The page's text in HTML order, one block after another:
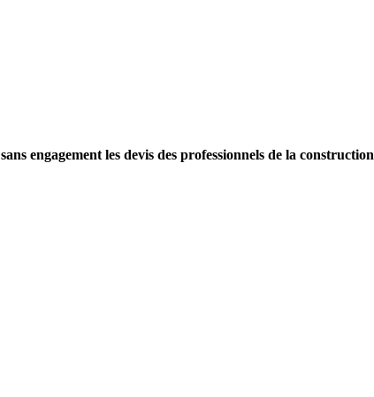
sans engagement les devis des professionnels de la construction